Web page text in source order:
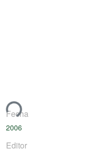
Fecha
2006
Editor